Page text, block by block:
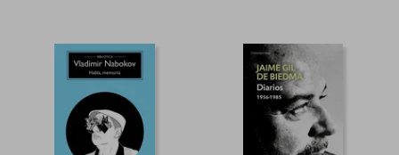
dcto. dcto.